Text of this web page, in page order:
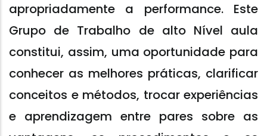
apropriadamente a performance. Este
Grupo de Trabalho de alto Nível aula
constitui, assim, uma oportunidade para
conhecer as melhores práticas, clarificar
conceitos e métodos, trocar experiências
e aprendizagem entre pares sobre as